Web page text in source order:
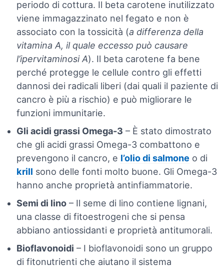
periodo di cottura. Il beta carotene inutilizzato
viene immagazzinato nel fegato e non è
associato con la tossicità (a differenza della
vitamina A, il quale eccesso può causare
l’ipervitaminosi A). Il beta carotene fa bene
perché protegge le cellule contro gli effetti
dannosi dei radicali liberi (dai quali il paziente di
cancro è più a rischio) e può migliorare le
funzioni immunitarie.
Gli acidi grassi Omega-3 – È stato dimostrato
che gli acidi grassi Omega-3 combattono e
prevengono il cancro, e l’olio di salmone o di
krill sono delle fonti molto buone. Gli Omega-3
hanno anche proprietà antinfiammatorie.
Semi di lino– Il seme di lino contiene lignani,
una classe di fitoestrogeni che si pensa
abbiano antiossidanti e proprietà antitumorali.
Bioflavonoidi – I bioflavonoidi sono un gruppo
di fitonutrienti che aiutano il sistema